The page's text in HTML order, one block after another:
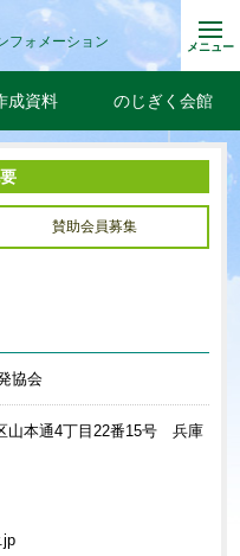
フォメーション メニュー
成資料 のじぎく会館
賛助会員募集
協会
山本通4丁目22番15号 兵庫